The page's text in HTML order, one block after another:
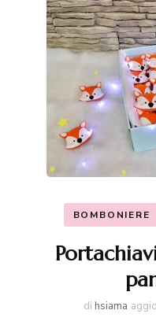
BOMBONIERE
di hsiama